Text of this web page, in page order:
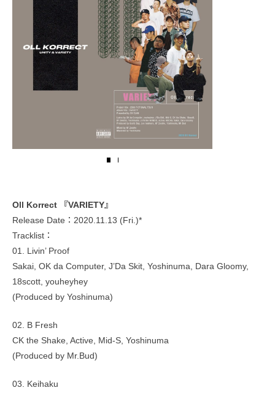
Oll Korrect 『VARIETY』
Release Date：2020.11.13 (Fri.)*
Tracklist：
01. Livin’ Proof
Sakai, OK da Computer, J’Da Skit, Yoshinuma, Dara Gloomy,
18scott, youheyhey
(Produced by Yoshinuma)
02. B Fresh
CK the Shake, Active, Mid-S, Yoshinuma
(Produced by Mr.Bud)
03. Keihaku